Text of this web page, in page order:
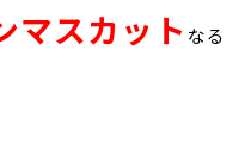
マスカット なる